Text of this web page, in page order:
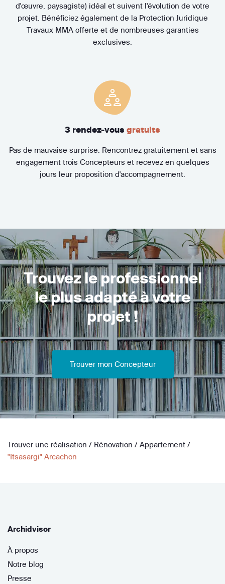
d'œuvre, paysagiste) idéal et suivent l'évolution de votre
projet. Bénéficiez également de la Protection Juridique
Travaux MMA offerte et de nombreuses garanties
exclusives.
3 rendez-vous gratuits
Pas de mauvaise surprise. Rencontrez gratuitement et sans
engagement trois Concepteurs et recevez en quelques
jours leur proposition d'accompagnement.
Trouvez le professionnel
le plus adapté à votre
projet !
Trouver mon Concepteur
Trouver une réalisation / Rénovation / Appartement /
"Itsasargi" Arcachon
Archidvisor
À propos
Notre blog
Presse